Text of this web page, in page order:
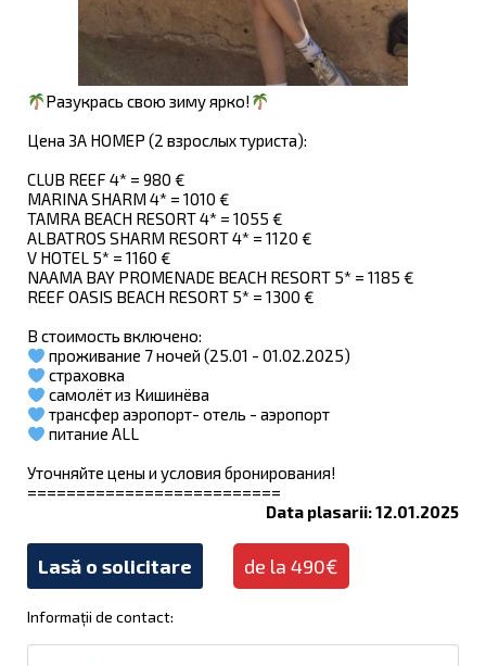
Разукрась свою зиму ярко!
Цена ЗА НОМЕР (2 взрослых туриста):
CLUB REEF 4* = 980 €
MARINA SHARM 4* = 1010 €
TAMRA BEACH RESORT 4* = 1055 €
ALBATROS SHARM RESORT 4* = 1120 €
V HOTEL 5* = 1160 €
NAAMA BAY PROMENADE BEACH RESORT 5* = 1185 €
REEF OASIS BEACH RESORT 5* = 1300 €
В стоимость включено:
проживание 7 ночей (25.01 - 01.02.2025)
страховка
самолёт из Кишинёва
трансфер аэропорт- отель - аэропорт
питание ALL
Уточняйте цены и условия бронирования!
==========================
Data plasarii: 12.01.2025
Lasă o solicitare de la 490€
Informații de contact: